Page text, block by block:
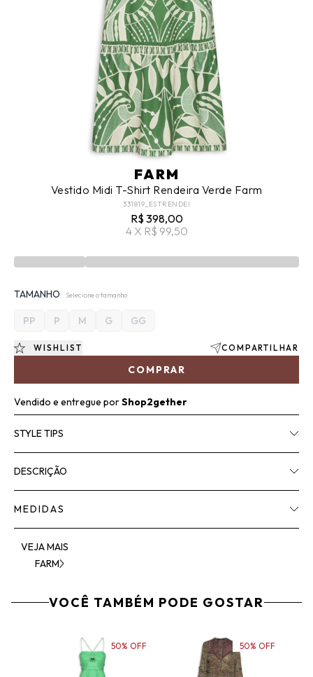
FARM
Vestido Midi T-Shirt Rendeira Verde Farm
331819_ESTRENDEI
R$ 398,00
4 X R$ 99,50
TAMANHO Selecione o tamanho
PP P M G GG
COMPRAR
WISHLIST COMPARTILHAR
Vendido e entregue porShop2gether
STYLE TIPS
DESCRIÇÃO
MEDIDAS
VEJA MAIS
FARM
VOCÊ TAMBÉM PODE GOSTAR
50% OFF 50% OFF